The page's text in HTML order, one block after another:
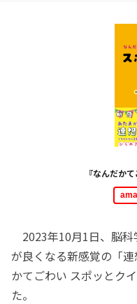
『なんだか
2023年10月1日、脳科
が良くなる新感覚の「
かてごわい スポッとク
た。